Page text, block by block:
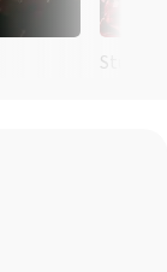
Studio